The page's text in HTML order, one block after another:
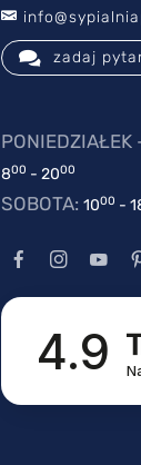
zadaj
PONIEDZIAŁEK
800 - 2000
SOBOTA: 1000 -
4.9